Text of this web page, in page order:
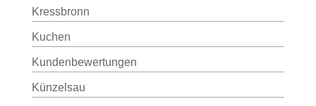
Kressbronn
Kuchen
Kundenbewertungen
Künzelsau